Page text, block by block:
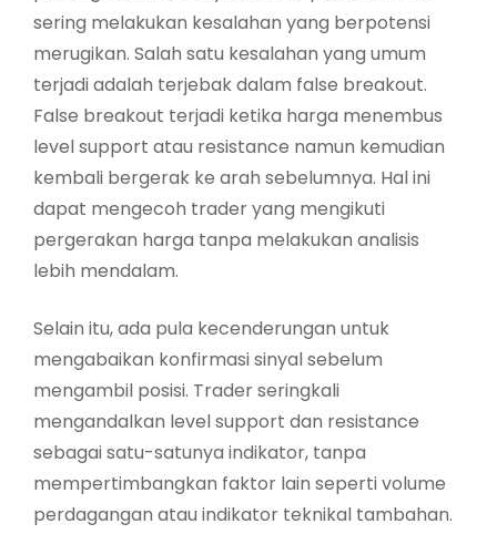
sering melakukan kesalahan yang berpotensi
merugikan. Salah satu kesalahan yang umum
terjadi adalah terjebak dalam false breakout.
False breakout terjadi ketika harga menembus
level support atau resistance namun kemudian
kembali bergerak ke arah sebelumnya. Hal ini
dapat mengecoh trader yang mengikuti
pergerakan harga tanpa melakukan analisis
lebih mendalam.
Selain itu, ada pula kecenderungan untuk
mengabaikan konfirmasi sinyal sebelum
mengambil posisi. Trader seringkali
mengandalkan level support dan resistance
sebagai satu-satunya indikator, tanpa
mempertimbangkan faktor lain seperti volume
perdagangan atau indikator teknikal tambahan.